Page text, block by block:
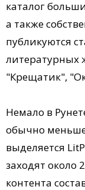
каталог
а также
публикуются
литературных
"Крещатик",
Немало в
обычно
выделяется
заходят около
контента